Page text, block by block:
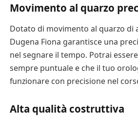
Movimento al quarzo
Dotato di movimento al quarzo di
Dugena Fiona garantisce una
nel segnare il tempo. Potrai
sempre puntuale e che il tuo
funzionare con precisione nel
Alta qualità costruttiva